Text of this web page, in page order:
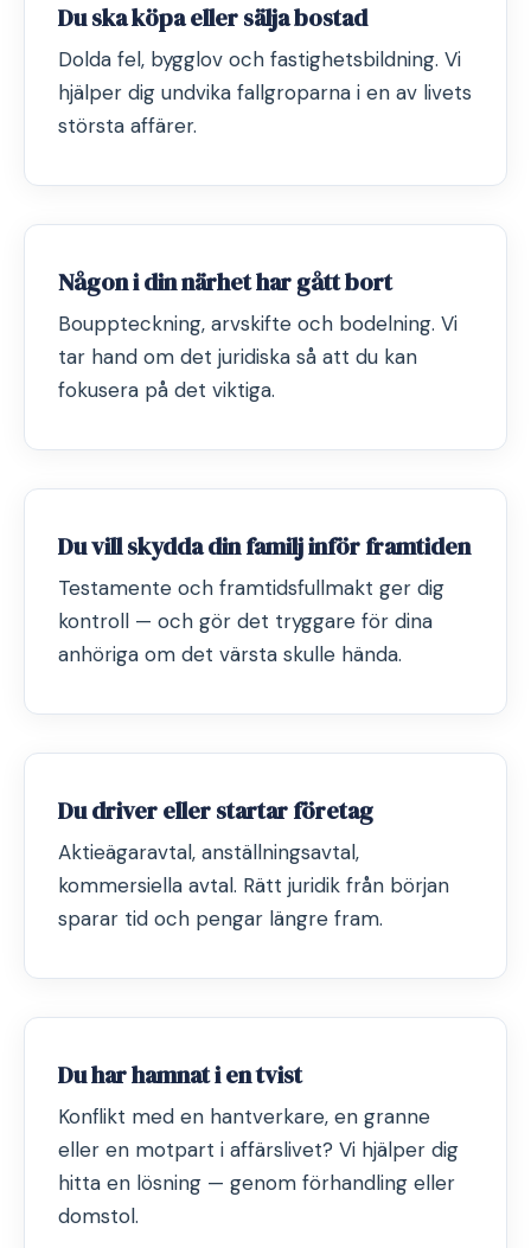
Du ska köpa eller sälja bostad
Dolda fel, bygglov och fastighetsbildning. Vi
hjälper dig undvika fallgroparna i en av livets
största affärer.
Någon i din närhet har gått bort
Bouppteckning, arvskifte och bodelning. Vi
tar hand om det juridiska så att du kan
fokusera på det viktiga.
Du vill skydda din familj inför framtiden
Testamente och framtidsfullmakt ger dig
kontroll — och gör det tryggare för dina
anhöriga om det värsta skulle hända.
Du driver eller startar företag
Aktieägaravtal, anställningsavtal,
kommersiella avtal. Rätt juridik från början
sparar tid och pengar längre fram.
Du har hamnat i en tvist
Konflikt med en hantverkare, en granne
eller en motpart i affärslivet? Vi hjälper dig
hitta en lösning — genom förhandling eller
domstol.